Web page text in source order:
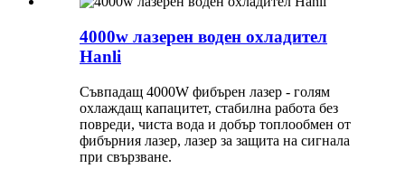
4000w лазерен воден охладител
Hanli
Съвпадащ 4000W фибърен лазер - голям
охлаждащ капацитет, стабилна работа без
повреди, чиста вода и добър топлообмен от
фибърния лазер, лазер за защита на сигнала
при свързване.